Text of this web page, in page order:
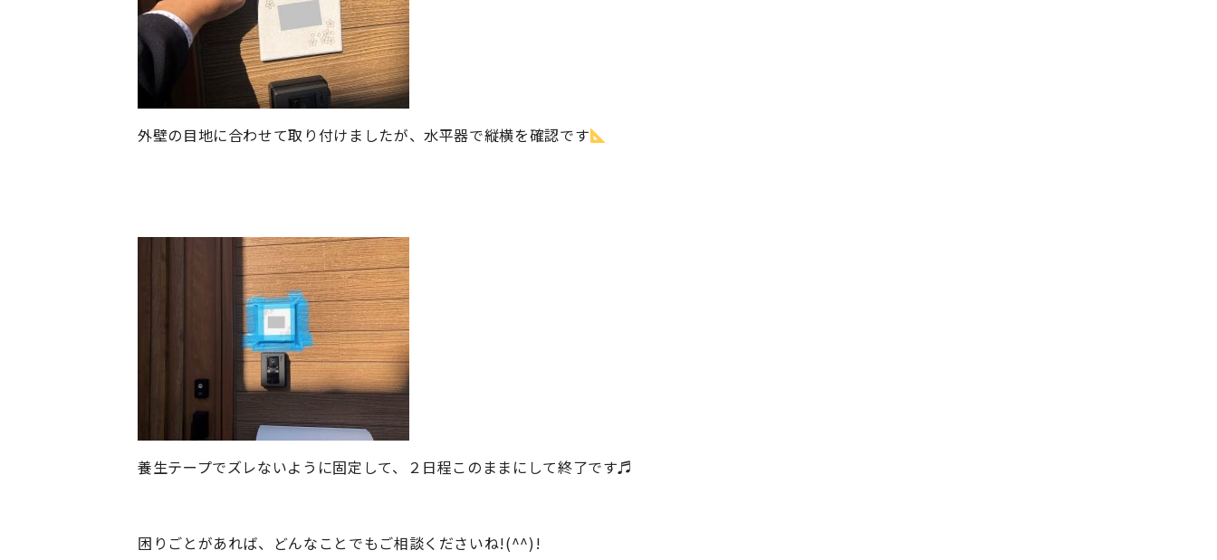
外壁の目地に合わせて取り付けましたが、水平器で縦横を確認です
養生テープでズレないように固定して、２日程このままにして終了です♬
困りごとがあれば、どんなことでもご相談くださいね!(^^)!